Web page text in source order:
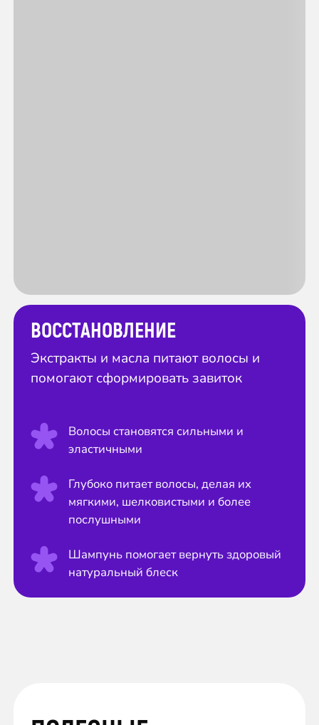
ВОССТАНОВЛЕНИЕ
Экстракты и масла питают волосы и
помогают сформировать завиток
Волосы становятся сильными и
эластичными
Глубоко питает волосы, делая их
мягкими, шелковистыми и более
послушными
Шампунь помогает вернуть здоровый
натуральный блеск